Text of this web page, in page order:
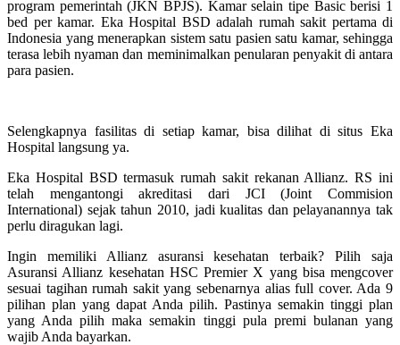
program pemerintah (JKN BPJS). Kamar selain tipe Basic berisi 1
bed per kamar. Eka Hospital BSD adalah rumah sakit pertama di
Indonesia yang menerapkan sistem satu pasien satu kamar, sehingga
terasa lebih nyaman dan meminimalkan penularan penyakit di antara
para pasien.
Selengkapnya fasilitas di setiap kamar, bisa dilihat di situs Eka
Hospital langsung ya.
Eka Hospital BSD termasuk rumah sakit rekanan Allianz. RS ini
telah mengantongi akreditasi dari JCI (Joint Commision
International) sejak tahun 2010, jadi kualitas dan pelayanannya tak
perlu diragukan lagi.
Ingin memiliki Allianz asuransi kesehatan terbaik? Pilih saja
Asuransi Allianz kesehatan HSC Premier X yang bisa mengcover
sesuai tagihan rumah sakit yang sebenarnya alias full cover. Ada 9
pilihan plan yang dapat Anda pilih. Pastinya semakin tinggi plan
yang Anda pilih maka semakin tinggi pula premi bulanan yang
wajib Anda bayarkan.